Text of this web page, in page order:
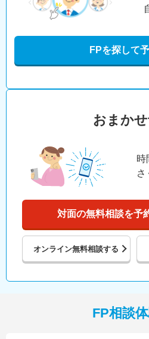
FPを探して
おまか
時
さ
対面の無料相談を予
オンライン無料相談する
FP相談